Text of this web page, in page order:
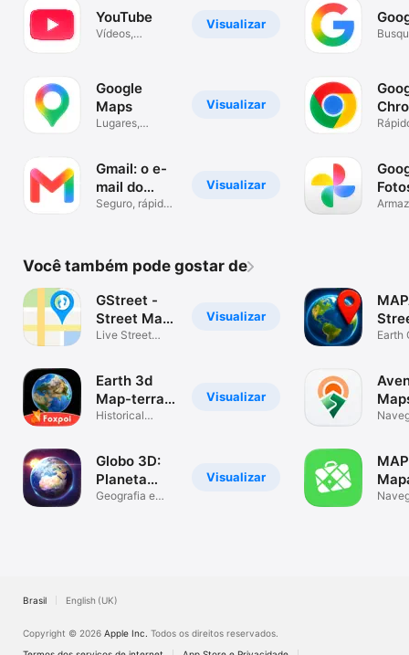
Visualizar
YouTube
Vídeos,
Visualizar
Google
Maps
Lugares,
Visualizar
Gmail: o e-
mail do
Google
Seguro, rápido
Você também pode gostar de
Visualizar
GStreet -
Street Map
Viewer
Live Street
Visualizar
Earth 3d
Map-terra
mapa
Historical
Visualizar
Globo 3D:
Planeta
Terra
Geografia e
ao
Earth
Brasil English (UK)
Copyright © 2026 Apple Inc. Todos os direitos reservados.